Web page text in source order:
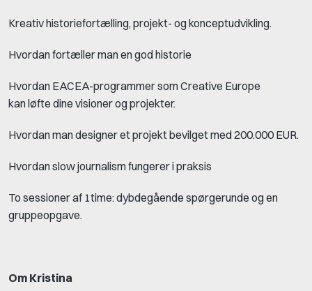
Kreativ historiefortælling, projekt- og konceptudvikling.
Hvordan fortæller man en god historie
Hvordan EACEA-programmer som Creative Europe
kan løfte dine visioner og projekter.
Hvordan man designer et projekt bevilget med 200.000 EUR.
Hvordan slow journalism fungerer i praksis
To sessioner af 1time: dybdegående spørgerunde og en
gruppeopgave.
Om Kristina